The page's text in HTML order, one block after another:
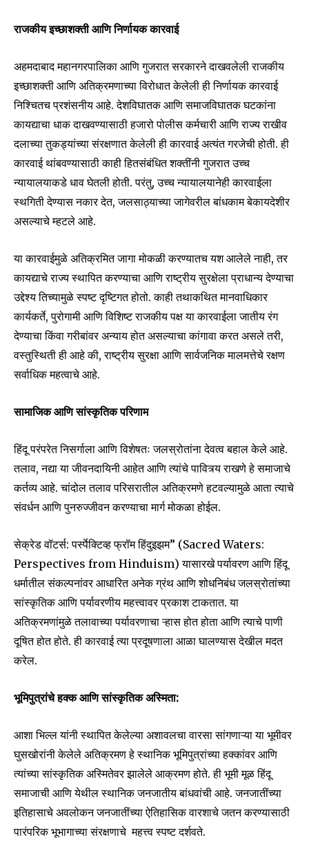
राजकीय इच्छाशक्ती आणि निर्णायक कारवाई
अहमदाबाद महानगरपालिका आणि गुजरात सरकारने दाखवलेली राजकीय
इच्छाशक्ती आणि अतिक्रमणाच्या विरोधात केलेली ही निर्णायक कारवाई
निश्चितच प्रशंसनीय आहे. देशविघातक आणि समाजविघातक घटकांना
कायद्याचा धाक दाखवण्यासाठी हजारो पोलीस कर्मचारी आणि राज्य राखीव
दलाच्या तुकड्यांच्या संरक्षणात केलेली ही कारवाई अत्यंत गरजेची होती. ही
कारवाई थांबवण्यासाठी काही हितसंबंधित शक्तींनी गुजरात उच्च
न्यायालयाकडे धाव घेतली होती. परंतु, उच्च न्यायालयानेही कारवाईला
स्थगिती देण्यास नकार देत, जलसाठ्याच्या जागेवरील बांधकाम बेकायदेशीर
असल्याचे म्हटले आहे.
या कारवाईमुळे अतिक्रमित जागा मोकळी करण्यातच यश आलेले नाही, तर
कायद्याचे राज्य स्थापित करण्याचा आणि राष्ट्रीय सुरक्षेला प्राधान्य देण्याचा
उद्देश्य तिच्यामुळे स्पष्ट दृष्टिगत होतो. काही तथाकथित मानवाधिकार
कार्यकर्ते, पुरोगामी आणि विशिष्ट राजकीय पक्ष या कारवाईला जातीय रंग
देण्याचा किंवा गरीबांवर अन्याय होत असल्याचा कांगावा करत असले तरी,
वस्तुस्थिती ही आहे की, राष्ट्रीय सुरक्षा आणि सार्वजनिक मालमत्तेचे रक्षण
सर्वाधिक महत्वाचे आहे.
सामाजिक आणि सांस्कृतिक परिणाम
हिंदू परंपरेत निसर्गाला आणि विशेषतः जलस्रोतांना देवत्व बहाल केले आहे.
तलाव, नद्या या जीवनदायिनी आहेत आणि त्यांचे पावित्र्य राखणे हे समाजाचे
कर्तव्य आहे. चांदोल तलाव परिसरातील अतिक्रमणे हटवल्यामुळे आता त्याचे
संवर्धन आणि पुनरुज्जीवन करण्याचा मार्ग मोकळा होईल.
सेक्रेड वॉटर्स: पर्स्पेक्टिव्ह फ्रॉम हिंदुइझम” (Sacred Waters:
Perspectives from Hinduism) यासारखे पर्यावरण आणि हिंदू
धर्मातील संकल्पनांवर आधारित अनेक ग्रंथ आणि शोधनिबंध जलस्रोतांच्या
सांस्कृतिक आणि पर्यावरणीय महत्त्वावर प्रकाश टाकतात. या
अतिक्रमणांमुळे तलावाच्या पर्यावरणाचा ऱ्हास होत होता आणि त्याचे पाणी
दूषित होत होते. ही कारवाई त्या प्रदूषणाला आळा घालण्यास देखील मदत
करेल.
भूमिपुत्रांचे हक्क आणि सांस्कृतिक अस्मिता:
आशा भिल्ल यांनी स्थापित केलेल्या अशावलचा वारसा सांगणाऱ्या या भूमीवर
घुसखोरांनी केलेले अतिक्रमण हे स्थानिक भूमिपुत्रांच्या हक्कांवर आणि
त्यांच्या सांस्कृतिक अस्मितेवर झालेले आक्रमण होते. ही भूमी मूळ हिंदू
समाजाची आणि येथील स्थानिक जनजातीय बांधवांची आहे. जनजातींच्या
इतिहासाचे अवलोकन जनजातींच्या ऐतिहासिक वारशाचे जतन करण्यासाठी
पारंपरिक भूभागाच्या संरक्षणाचे महत्त्व स्पष्ट दर्शवते.